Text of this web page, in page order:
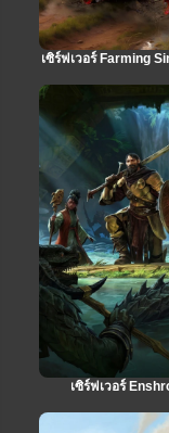
เซิร์ฟเวอร์ Farming
เซิร์ฟเวอร์